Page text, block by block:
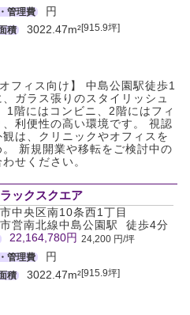
管理費
円
積 3022.47m²[915.9坪]
フィス向け】 中島公園駅徒歩1
ガラス張りのスタイリッシュ
1階にはコンビニ、2階にはフィ
利便性の高い環境です。 視認
は、クリニックやオフィスを
新規開業や移転をご検討中の
せください。
ックスクエア
中央区南10条西1丁目
営南北線中島公園駅 徒歩4分
22,164,780円 24,200 円/坪
管理費
円
積 3022.47m²[915.9坪]